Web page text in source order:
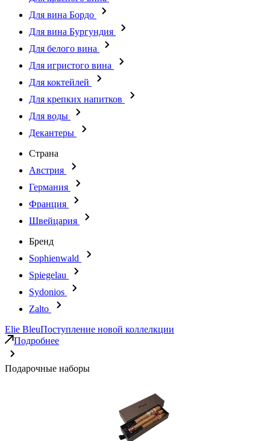
Для вина Бордо
Для вина Бургундия
Для белого вина
Для игристого вина
Для коктейлей
Для крепких напитков
Для воды
Декантеры
Страна
Австрия
Германия
Франция
Швейцария
Бренд
Sophienwald
Spiegelau
Sydonios
Zalto
Elie BleuПоступление новой коллелкции
Подробнее
Подарочные наборы